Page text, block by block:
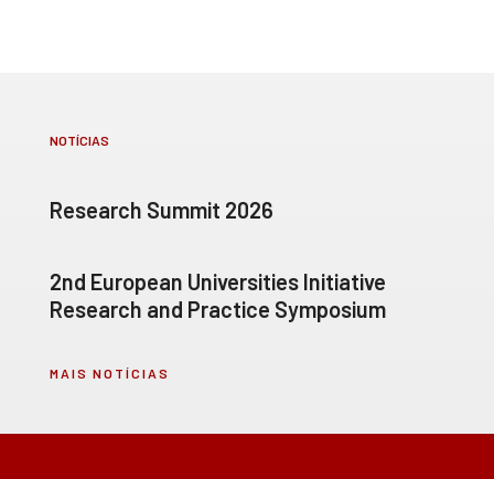
NOTÍCIAS
Research Summit 2026
2nd European Universities Initiative
Research and Practice Symposium
MAIS NOTÍCIAS